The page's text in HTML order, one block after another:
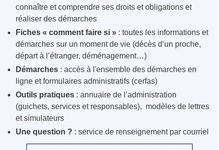
connaître et comprendre ses droits et obligations et
réaliser des démarches
Fiches « comment faire si » : toutes les informations et
démarches sur un moment de vie (décès d’un proche,
départ à l’étranger, déménagement…)
Démarches : accès à l'ensemble des démarches en
ligne et formulaires administratifs (cerfas)
Outils pratiques : annuaire de l’administration
(guichets, services et responsables), modèles de lettres
et simulateurs
Une question ? : service de renseignement par courriel